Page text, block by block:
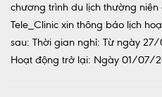
chương trình du lịch thường niên
Tele_Clinic xin thông báo lịch
sau: Thời gian nghỉ: Từ ngày
Hoạt động trở lại: Ngày 01/07/